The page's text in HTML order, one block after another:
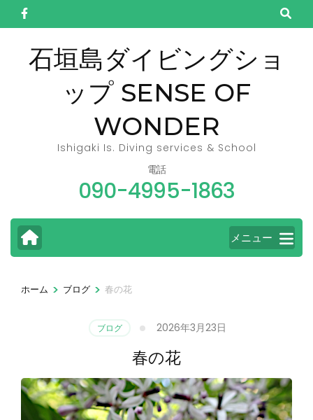
ン
石垣島ダイビングショ
ップ SENSE OF
WONDER
Ishigaki Is. Diving services & School
電話
090-4995-1863
メニュー
ホーム > ブログ > 春の花
ブログ 2026年3月23日
春の花